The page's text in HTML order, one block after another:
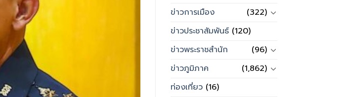
ข่าวการเมือง
(322)
ข่าวประชาสัมพันธ์(120)
ข่าวพระราชสำนัก
(96)
ข่าวภูมิภาค
(1,862)
ท่องเที่ยว(16)